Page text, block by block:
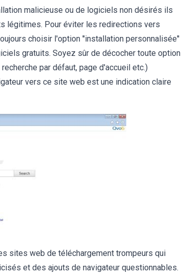
malicieuse ou de logiciels non désirés ils
légitimes. Pour éviter les redirections vers
choisir l'option ''installation personnalisée''
gratuits. Soyez sûr de décocher toute option
par défaut, page d'accueil etc.)
vers ce site web est une indication claire
sites web de téléchargement trompeurs qui
et des ajouts de navigateur questionnables.